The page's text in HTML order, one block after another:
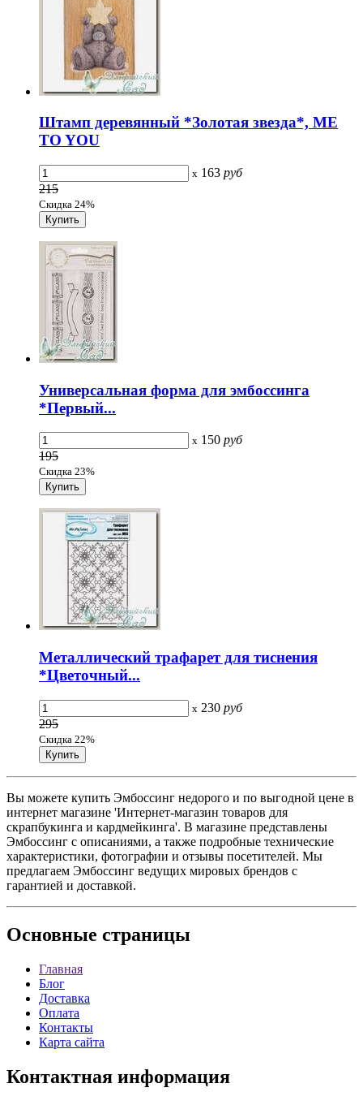
Штамп деревянный *Золотая звезда*, ME
TO YOU
x 163 руб
215
Скидка 24%
Универсальная форма для эмбоссинга
*Первый...
x 150 руб
195
Скидка 23%
Металлический трафарет для тиснения
*Цветочный...
x 230 руб
295
Скидка 22%
Вы можете купить Эмбоссинг недорого и по выгодной цене в
интернет магазине 'Интернет-магазин товаров для
скрапбукинга и кардмейкинга'. В магазине представлены
Эмбоссинг с описаниями, а также подробные технические
характеристики, фотографии и отзывы посетителей. Мы
предлагаем Эмбоссинг ведущих мировых брендов с
гарантией и доставкой.
Основные страницы
Главная
Блог
Доставка
Оплата
Контакты
Карта сайта
Контактная информация